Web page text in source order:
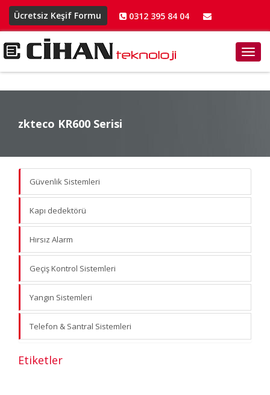
Ücretsiz Keşif Formu
0312 395 84 04
info@cihanteknoloji.net
zkteco KR600 Serisi
kontrol sistemleri
Güvenlik Sistemleri
Kapı dedektörü
Hırsız Alarm
Geçiş Kontrol Sistemleri
Yangın Sistemleri
Telefon & Santral Sistemleri
Etiketler